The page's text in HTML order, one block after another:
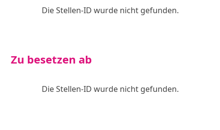
Die Stellen-ID wurde nicht gefunden.
Zu besetzen ab
Die Stellen-ID wurde nicht gefunden.